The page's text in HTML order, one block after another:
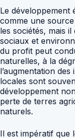
Le développement
comme une
les sociétés, mais
sociaux et
du profit peut
naturelles, à la
l’augmentation
locales sont
développement
perte de terres
naturels.
Il est impératif que